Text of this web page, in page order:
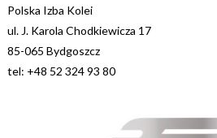
Polska Izba Kolei
ul. J. Karola Chodkiewicza 17
85-065 Bydgoszcz
tel: +48 52 324 93 80